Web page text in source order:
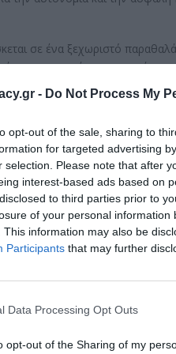
- Do Not Process My
opt-out of the sale, sharing to
for targeted advertising
selection. Please note that after
interest-based ads based on
to third parties prior to
of your personal information
This information may also be
Participants that may further
Data Processing Opt Outs
opt-out of the Sharing of my
σε ένα ξεχωριστό
κοινωνικής συμμετοχής
είχαν την ευκαιρία
υπηρεσιών του
συμμετοχή των μελών
κοινωνικής συμμετοχής και
σε ηλικία πολίτες που
ψηφιακή πραγματικότητα.
Μεγαρέων Κωνσταντίνος
του ΚΑΠΗ Νέας Περάμου, τα
την κοινωνική